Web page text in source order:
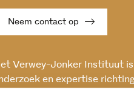
Neem contact op
Verwey-Jonker Instituut
en expertise